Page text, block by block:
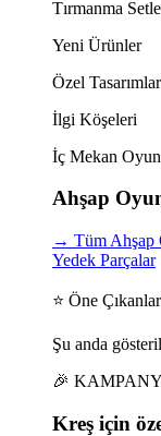
Tırmanma
Yeni Ürünler
Özel Tasarımlar
İlgi Köşeleri
İç Mekan
Ahşap
→ Tüm Ahşap
Yedek Parçalar
⭐ Öne Çıkanlar
Şu anda
🎉
Kreş için